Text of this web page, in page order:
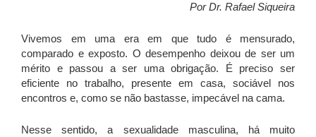
Por Dr. Rafael Siqueira
Vivemos em uma era em que tudo é mensurado,
comparado e exposto. O desempenho deixou de ser um
mérito e passou a ser uma obrigação. É preciso ser
eficiente no trabalho, presente em casa, sociável nos
encontros e, como se não bastasse, impecável na cama.
Nesse sentido, a sexualidade masculina, há muito